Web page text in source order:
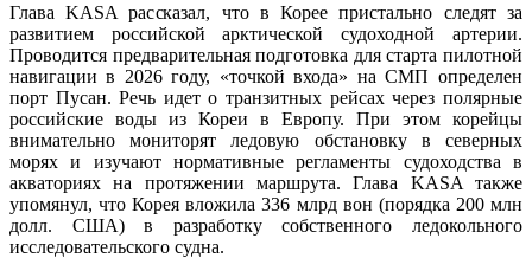
Глава KASA рассказал, что в Корее пристально следят за
развитием российской арктической судоходной артерии.
Проводится предварительная подготовка для старта пилотной
навигации в 2026 году, «точкой входа» на СМП определен
порт Пусан. Речь идет о транзитных рейсах через полярные
российские воды из Кореи в Европу. При этом корейцы
внимательно мониторят ледовую обстановку в северных
морях и изучают нормативные регламенты судоходства в
акваториях на протяжении маршрута. Глава KASA также
упомянул, что Корея вложила 336 млрд вон (порядка 200 млн
долл. США) в разработку собственного ледокольного
исследовательского судна.